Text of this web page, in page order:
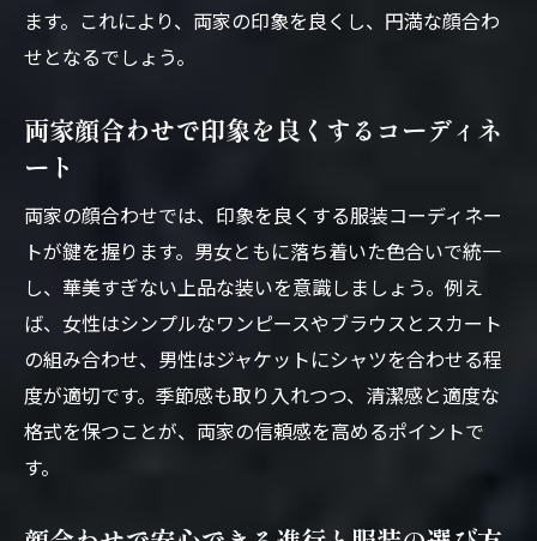
ます。これにより、両家の印象を良くし、円満な顔合わ
せとなるでしょう。
両家顔合わせで印象を良くするコーディネ
ート
両家の顔合わせでは、印象を良くする服装コーディネー
トが鍵を握ります。男女ともに落ち着いた色合いで統一
し、華美すぎない上品な装いを意識しましょう。例え
ば、女性はシンプルなワンピースやブラウスとスカート
の組み合わせ、男性はジャケットにシャツを合わせる程
度が適切です。季節感も取り入れつつ、清潔感と適度な
格式を保つことが、両家の信頼感を高めるポイントで
す。